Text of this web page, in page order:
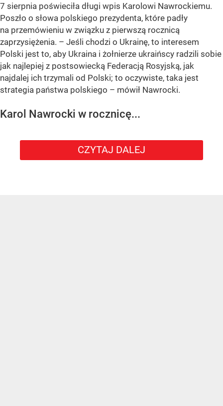
7 sierpnia poświeciła długi wpis Karolowi Nawrockiemu.
Poszło o słowa polskiego prezydenta, które padły
na przemówieniu w związku z pierwszą rocznicą
zaprzysiężenia. – Jeśli chodzi o Ukrainę, to interesem
Polski jest to, aby Ukraina i żołnierze ukraińscy radzili sobie
jak najlepiej z postsowiecką Federacją Rosyjską, jak
najdalej ich trzymali od Polski; to oczywiste, taka jest
strategia państwa polskiego – mówił Nawrocki.
Karol Nawrocki w rocznicę...
CZYTAJ DALEJ